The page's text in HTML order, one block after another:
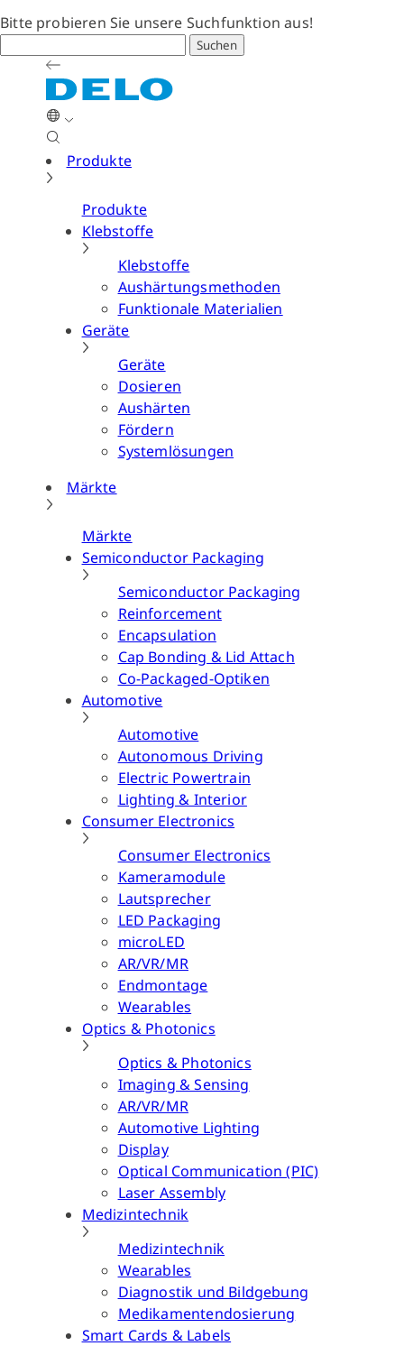
Bitte probieren Sie unsere Suchfunktion aus!
Suchen
Produkte
Produkte
Klebstoffe
Klebstoffe
Aushärtungsmethoden
Funktionale Materialien
Geräte
Geräte
Dosieren
Aushärten
Fördern
Systemlösungen
Märkte
Märkte
Semiconductor Packaging
Semiconductor Packaging
Reinforcement
Encapsulation
Cap Bonding & Lid Attach
Co-Packaged-Optiken
Automotive
Automotive
Autonomous Driving
Electric Powertrain
Lighting & Interior
Consumer Electronics
Consumer Electronics
Kameramodule
Lautsprecher
LED Packaging
microLED
AR/VR/MR
Endmontage
Wearables
Optics & Photonics
Optics & Photonics
Imaging & Sensing
AR/VR/MR
Automotive Lighting
Display
Optical Communication (PIC)
Laser Assembly
Medizintechnik
Medizintechnik
Wearables
Diagnostik und Bildgebung
Medikamentendosierung
Smart Cards & Labels